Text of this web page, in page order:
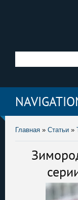
Главная » Статьи »